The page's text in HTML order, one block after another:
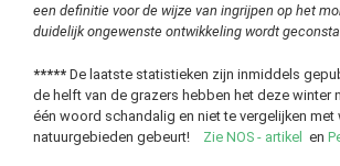
een definitie voor de wijze van ingrijpen op het
duidelijk ongewenste ontwikkeling wordt
***** De laatste statistieken zijn inmiddels
de helft van de grazers hebben het deze winter
één woord schandalig en niet te vergelijken met
natuurgebieden gebeurt! Zie NOS - artikel en